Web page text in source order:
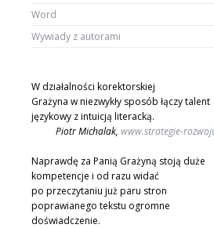
Word
Wywiady z autorami
W działalności korektorskiej
Grażyna w niezwykły sposób łączy talent
językowy z intuicją literacką.
Piotr Michalak, www.strategie-
Naprawdę za Panią Grażyną stoją duże
kompetencje i od razu widać
po przeczytaniu już paru stron
poprawianego tekstu ogromne
doświadczenie.